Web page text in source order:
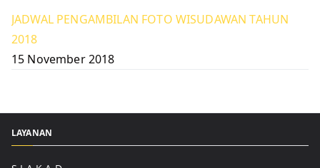
JADWAL PENGAMBILAN FOTO WISUDAWAN TAHUN
2018
15 November 2018
LAYANAN